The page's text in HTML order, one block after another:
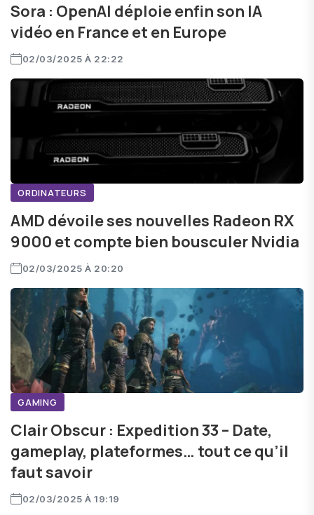
Sora : OpenAI déploie enfin son IA
vidéo en France et en Europe
02/03/2025 À 22:22
ORDINATEURS
AMD dévoile ses nouvelles Radeon RX
9000 et compte bien bousculer Nvidia
02/03/2025 À 20:20
GAMING
Clair Obscur : Expedition 33 – Date,
gameplay, plateformes… tout ce qu’il
faut savoir
02/03/2025 À 19:19